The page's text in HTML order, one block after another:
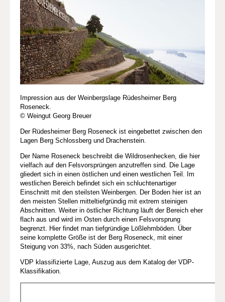
Impression aus der Weinbergslage Rüdesheimer Berg
Roseneck.
© Weingut Georg Breuer
Der Rüdesheimer Berg Roseneck ist eingebettet zwischen den
Lagen Berg Schlossberg und Drachenstein.
Der Name Roseneck beschreibt die Wildrosenhecken, die hier
vielfach auf den Felsvorsprüngen anzutreffen sind. Die Lage
gliedert sich in einen östlichen und einen westlichen Teil. Im
westlichen Bereich befindet sich ein schluchtenartiger
Einschnitt mit den steilsten Weinbergen. Der Boden hier ist an
den meisten Stellen mitteltiefgründig mit extrem steinigen
Abschnitten. Weiter in östlicher Richtung läuft der Bereich eher
flach aus und wird im Osten durch einen Felsvorsprung
begrenzt. Hier findet man tiefgründige Lößlehmböden. Über
seine komplette Größe ist der Berg Roseneck, mit einer
Steigung von 33%, nach Süden ausgerichtet.
VDP klassifizierte Lage, Auszug aus dem Katalog der VDP-
Klassifikation.